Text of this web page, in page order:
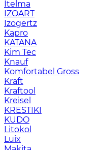
Itelma
IZOART
Izogertz
Kapro
KATANA
Kim Tec
Knauf
Komfortabel Gross
Kraft
Kraftool
Kreisel
KRESTIKI
KUDO
Litokol
Luix